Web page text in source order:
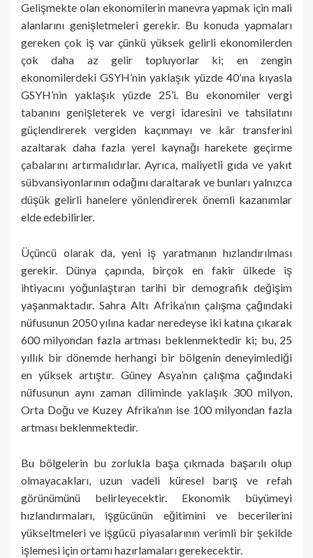
Gelişmekte olan ekonomilerin manevra yapmak için mali
alanlarını genişletmeleri gerekir. Bu konuda yapmaları
gereken çok iş var çünkü yüksek gelirli ekonomilerden
çok daha az gelir topluyorlar ki; en zengin
ekonomilerdeki GSYH’nin yaklaşık yüzde 40’ına kıyasla
GSYH’nin yaklaşık yüzde 25’i. Bu ekonomiler vergi
tabanını genişleterek ve vergi idaresini ve tahsilatını
güçlendirerek vergiden kaçınmayı ve kâr transferini
azaltarak daha fazla yerel kaynağı harekete geçirme
çabalarını artırmalıdırlar. Ayrıca, maliyetli gıda ve yakıt
sübvansiyonlarının odağını daraltarak ve bunları yalnızca
düşük gelirli hanelere yönlendirerek önemli kazanımlar
elde edebilirler.
Üçüncü olarak da, yeni iş yaratmanın hızlandırılması
gerekir. Dünya çapında, birçok en fakir ülkede iş
ihtiyacını yoğunlaştıran tarihi bir demografik değişim
yaşanmaktadır. Sahra Altı Afrika’nın çalışma çağındaki
nüfusunun 2050 yılına kadar neredeyse iki katına çıkarak
600 milyondan fazla artması beklenmektedir ki; bu, 25
yıllık bir dönemde herhangi bir bölgenin deneyimlediği
en yüksek artıştır. Güney Asya’nın çalışma çağındaki
nüfusunun aynı zaman diliminde yaklaşık 300 milyon,
Orta Doğu ve Kuzey Afrika’nın ise 100 milyondan fazla
artması beklenmektedir.
Bu bölgelerin bu zorlukla başa çıkmada başarılı olup
olmayacakları, uzun vadeli küresel barış ve refah
görünümünü belirleyecektir. Ekonomik büyümeyi
hızlandırmaları, işgücünün eğitimini ve becerilerini
yükseltmeleri ve işgücü piyasalarının verimli bir şekilde
işlemesi için ortamı hazırlamaları gerekecektir.